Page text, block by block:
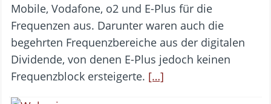
Mobile, Vodafone, o2 und E-Plus für die
Frequenzen aus. Darunter waren auch die
begehrten Frequenzbereiche aus der digitalen
Dividende, von denen E-Plus jedoch keinen
Frequenzblock ersteigerte. […]